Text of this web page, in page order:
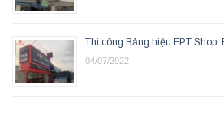
Thi công Bảng hiệu FPT Shop,
04/07/2022